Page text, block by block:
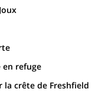
en refuge
la crête de Freshfield